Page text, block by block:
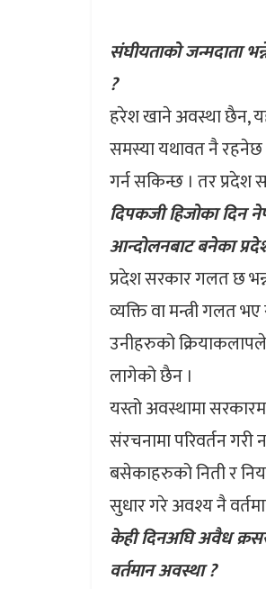
संघीयताको जन्मदाता
?
हरेश खाने अवस्था छैन,
समस्या यथावत नै रहनेछ
गर्न सकिन्छ । तर प्रदेश
दिपकजी हिजोका
आन्दोलनबाट बनेका
प्रदेश सरकार गलत छ
व्यक्ति वा मन्त्री गलत
उनीहरुको क्रियाकलापले
लागेको छैन ।
यस्तो अवस्थामा
संरचनामा परिवर्तन
बसेकाहरुको निती र
सुधार गरे अवश्य नै
केही दिनअघि अवैध
वर्तमान अवस्था ?